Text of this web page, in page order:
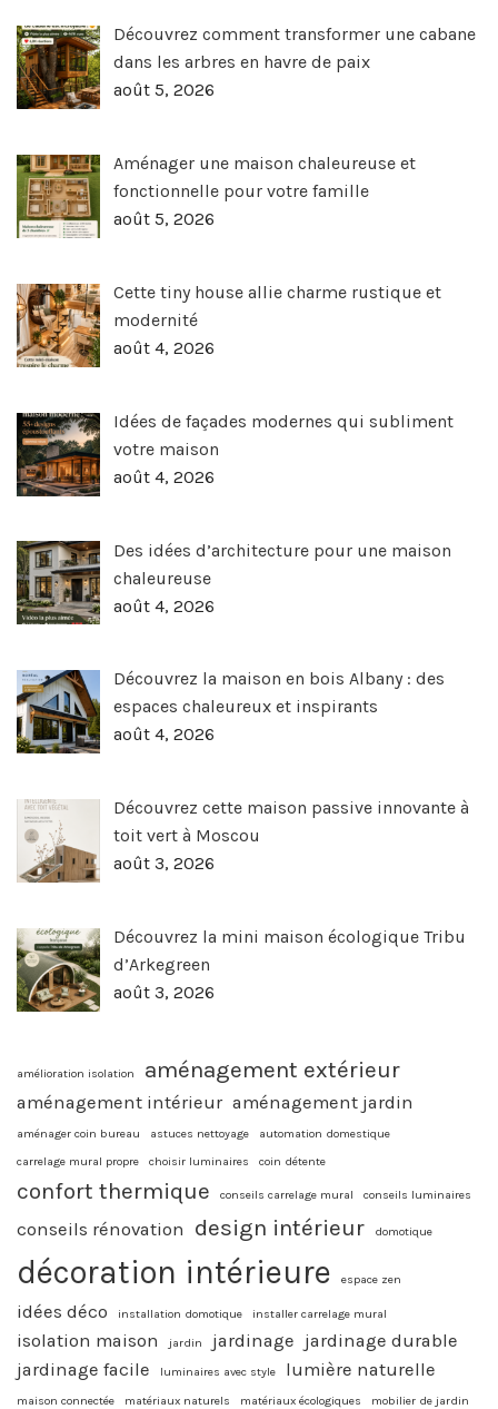
Découvrez comment transformer une cabane
dans les arbres en havre de paix
août 5, 2026
Aménager une maison chaleureuse et
fonctionnelle pour votre famille
août 5, 2026
Cette tiny house allie charme rustique et
modernité
août 4, 2026
Idées de façades modernes qui subliment
votre maison
août 4, 2026
Des idées d’architecture pour une maison
chaleureuse
août 4, 2026
Découvrez la maison en bois Albany : des
espaces chaleureux et inspirants
août 4, 2026
Découvrez cette maison passive innovante à
toit vert à Moscou
août 3, 2026
Découvrez la mini maison écologique Tribu
d’Arkegreen
août 3, 2026
amélioration isolation aménagement extérieur
aménagement intérieur aménagement jardin
aménager coin bureau astuces nettoyage
automation domestique
carrelage mural propre
choisir luminaires coin détente
confort thermique conseils carrelage mural conseils luminaires
conseils rénovation design intérieur domotique
décoration intérieure espace zen
idées déco installation domotique installer carrelage mural
isolation maison jardin jardinage jardinage durable
jardinage facile
luminaires avec style lumière naturelle
maison connectée matériaux naturels matériaux écologiques mobilier de jardin